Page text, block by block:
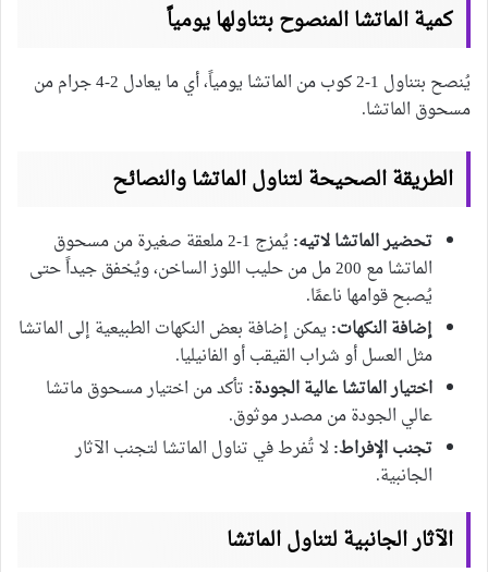
كمية الماتشا المنصوح بتناولها يومياً
يُنصح بتناول 1-2 كوب من الماتشا يومياً، أي ما يعادل 2-4 جرام من
مسحوق الماتشا.
الطريقة الصحيحة لتناول الماتشا والنصائح
تحضير الماتشا لاتيه:
يُمزج 1-2 ملعقة صغيرة من مسحوق
الماتشا مع 200 مل من حليب اللوز الساخن، ويُخفق جيداً حتى
يُصبح قوامها ناعمًا.
إضافة النكهات:يمكن إضافة بعض النكهات الطبيعية إلى الماتشا
مثل العسل أو شراب القيقب أو الفانيليا.
اختيار الماتشا عالية الجودة: تأكد من اختيار مسحوق ماتشا
عالي الجودة من مصدر موثوق.
تجنب الإفراط:لا تُفرط في تناول الماتشا لتجنب الآثار
الجانبية.
الآثار الجانبية لتناول الماتشا